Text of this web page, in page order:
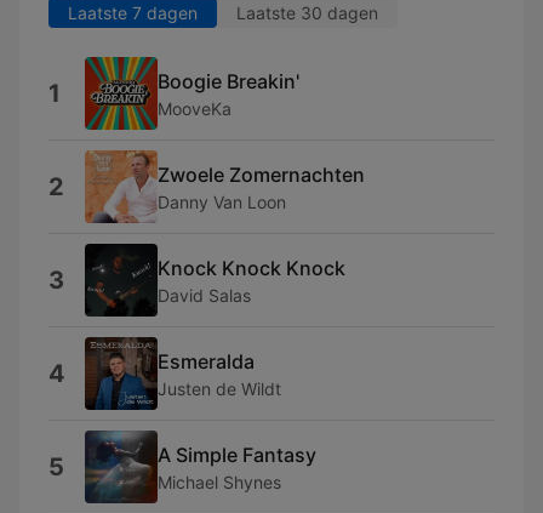
Laatste 7 dagen Laatste 30 dagen
1 Boogie Breakin'
MooveKa
2 Zwoele Zomernachten
Danny Van Loon
3 Knock Knock Knock
David Salas
4 Esmeralda
Justen de Wildt
5 A Simple Fantasy
Michael Shynes